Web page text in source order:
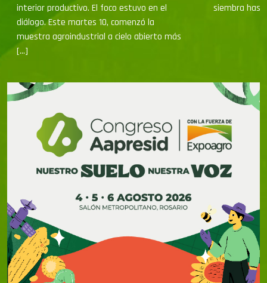
interior productivo. El foco estuvo en el
diálogo. Este martes 10, comenzó la
muestra agroindustrial a cielo abierto más
[…]
siembra